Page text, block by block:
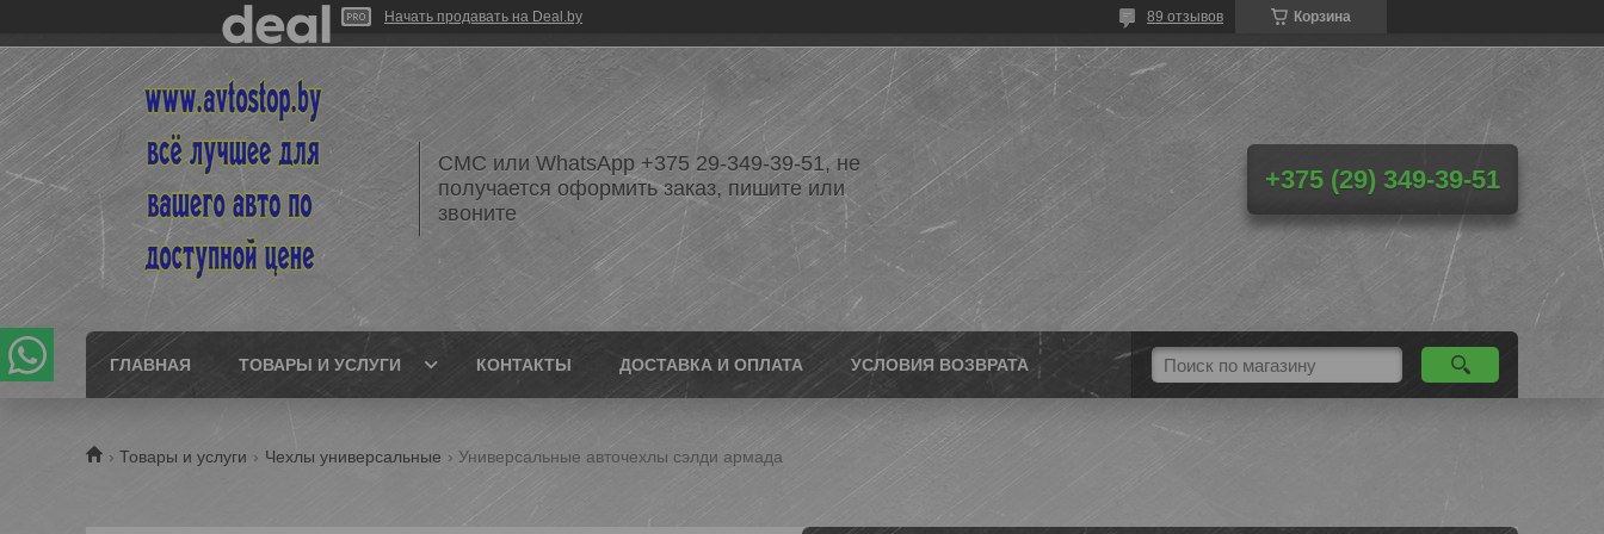
Начать продавать на Deal.by Корзина
89 отзывов
СМС или WhatsApp +375 29-349-39-51, не
получается оформить заказ, пишите или
звоните
+375 (29) 349-39-51
ГЛАВНАЯ ТОВАРЫ И УСЛУГИ КОНТАКТЫ ДОСТАВКА И ОПЛАТА УСЛОВИЯ ВОЗВРАТА
Товары и услуги Чехлы универсальные Универсальные авточехлы сэлди армада